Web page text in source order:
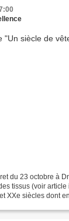
du 23 octobre à
tissus (voir
XXe siècles dont